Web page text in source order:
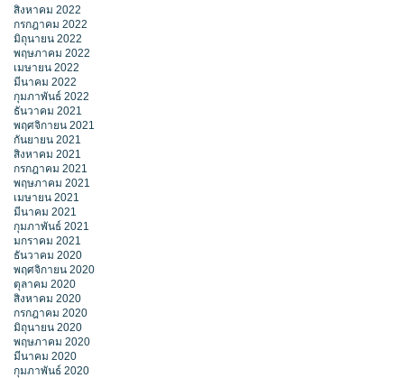
สิงหาคม 2022
กรกฎาคม 2022
มิถุนายน 2022
พฤษภาคม 2022
เมษายน 2022
มีนาคม 2022
กุมภาพันธ์ 2022
ธันวาคม 2021
พฤศจิกายน 2021
กันยายน 2021
สิงหาคม 2021
กรกฎาคม 2021
พฤษภาคม 2021
เมษายน 2021
มีนาคม 2021
กุมภาพันธ์ 2021
มกราคม 2021
ธันวาคม 2020
พฤศจิกายน 2020
ตุลาคม 2020
สิงหาคม 2020
กรกฎาคม 2020
มิถุนายน 2020
พฤษภาคม 2020
มีนาคม 2020
กุมภาพันธ์ 2020